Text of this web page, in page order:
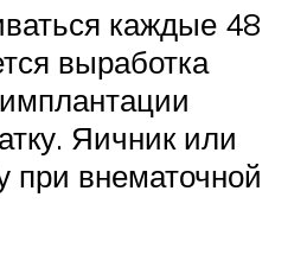
каждые 48
выработка
Яичник или
при внематочной